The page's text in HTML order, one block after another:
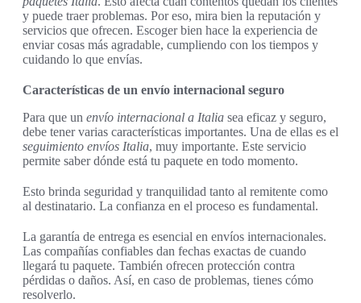
y puede traer problemas. Por eso, mira bien la reputación y
servicios que ofrecen. Escoger bien hace la experiencia de
enviar cosas más agradable, cumpliendo con los tiempos y
cuidando lo que envías.
Características de un envío internacional seguro
Para que un envío internacional a Italia sea eficaz y seguro,
debe tener varias características importantes. Una de ellas es el
seguimiento envíos Italia, muy importante. Este servicio
permite saber dónde está tu paquete en todo momento.
Esto brinda seguridad y tranquilidad tanto al remitente como
al destinatario. La confianza en el proceso es fundamental.
La garantía de entrega es esencial en envíos internacionales.
Las compañías confiables dan fechas exactas de cuando
llegará tu paquete. También ofrecen protección contra
pérdidas o daños. Así, en caso de problemas, tienes cómo
resolverlo.